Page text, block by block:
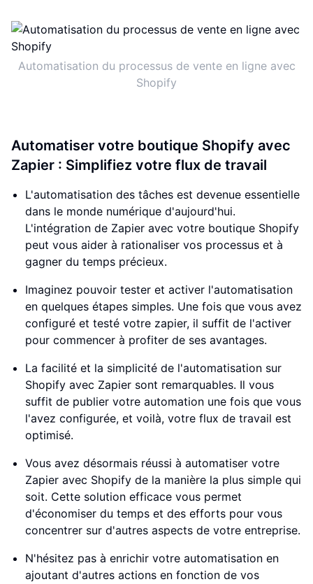
Automatisation du processus de vente en ligne avec
Shopify
Automatiser votre boutique Shopify avec
Zapier : Simplifiez votre flux de travail
L'automatisation des tâches est devenue essentielle
dans le monde numérique d'aujourd'hui.
L'intégration de Zapier avec votre boutique Shopify
peut vous aider à rationaliser vos processus et à
gagner du temps précieux.
Imaginez pouvoir tester et activer l'automatisation
en quelques étapes simples. Une fois que vous avez
configuré et testé votre zapier, il suffit de l'activer
pour commencer à profiter de ses avantages.
La facilité et la simplicité de l'automatisation sur
Shopify avec Zapier sont remarquables. Il vous
suffit de publier votre automation une fois que vous
l'avez configurée, et voilà, votre flux de travail est
optimisé.
Vous avez désormais réussi à automatiser votre
Zapier avec Shopify de la manière la plus simple qui
soit. Cette solution efficace vous permet
d'économiser du temps et des efforts pour vous
concentrer sur d'autres aspects de votre entreprise.
N'hésitez pas à enrichir votre automatisation en
ajoutant d'autres actions en fonction de vos